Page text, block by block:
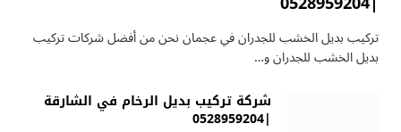
تركيب بديل الخشب للجدران في عجمان نحن من أفضل شركات تركيب
بديل الخشب للجدران و…
شركة تركيب بديل الرخام في الشارقة
|0528959204